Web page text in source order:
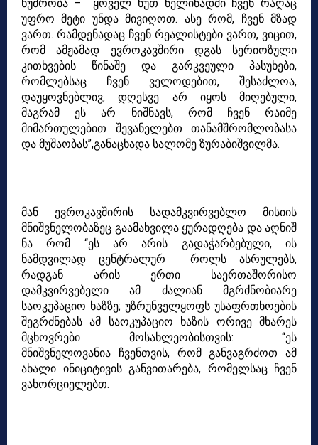
ხუმრობა – ყოველ ხუთ წელიწადში ჩვენ რაღაც
უფრო მეტი უნდა მივიღოთ. ასე რომ, ჩვენ მზად
ვართ. რამდენადაც ჩვენ რეალისტები ვართ, ვიცით,
რომ ამჟამად ევროკავშირი დგას სერიოზული
კითხვების წინაშე და გარკვეული პასუხები,
რომლებსაც ჩვენ ველოდებით, შესაძლოა,
დაუყოვნებლივ, დღესვე არ იყოს მიღებული,
მაგრამ ეს არ ნიშნავს, რომ ჩვენ რაიმე
მიმართულებით შევანელებთ თანამშრომლობასა
და მუშაობას”,განაცხადა სალომე ზურაბიშვილმა.
მან ევროკავშირის სადამკვირვებლო მისიის
მნიშვნელობაზეც გაამახვილა ყურადღება და აღნიშ
ნა რომ “ეს არ არის გადაჭარბებული, ის
ნამდვილად ცენტრალურ როლს ასრულებს,
რადგან არის ერთი საერთაშორისო
დამკვირვებელი ამ ძალიან მგრძნობიარე
საოკუპაციო ხაზზე; უზრუნველყოფს უსაფრთხოების
შეგრძნებას ამ საოკუპაციო ხაზის ორივე მხარეს
მცხოვრები მოსახლეობისთვის: “ეს
მნიშვნელოვანია ჩვენთვის, რომ განვაგრძოთ ამ
ახალი ინიციტივის განვითარება, რომელსაც ჩვენ
ვახორციელებთ.